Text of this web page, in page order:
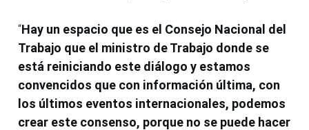
“Hay un espacio que es el Consejo Nacional del
Trabajo que el ministro de Trabajo donde se
está reiniciando este diálogo y estamos
convencidos que con información última, con
los últimos eventos internacionales, podemos
crear este consenso, porque no se puede hacer